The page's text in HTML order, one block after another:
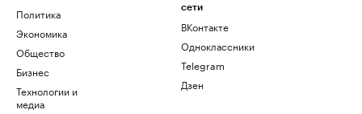
Политика
Экономика
Общество
Бизнес
Технологии и
медиа
сети
ВКонтакте
Одноклассники
Telegram
Дзен